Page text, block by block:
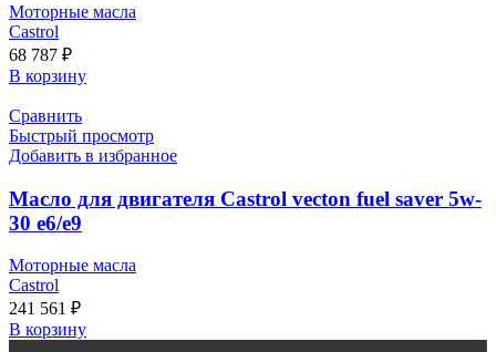
Моторные масла
Castrol
68 787 ₽
В корзину
Сравнить
Быстрый просмотр
Добавить в избранное
Масло для двигателя Castrol vecton fuel saver 5w-
30 e6/e9
Моторные масла
Castrol
241 561 ₽
В корзину